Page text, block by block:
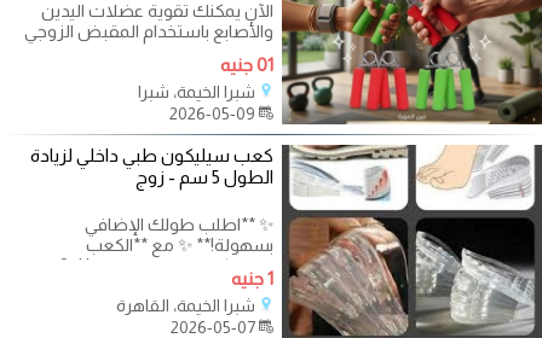
الآن يمكنك تقوية عضلات اليدين
والأصابع باستخدام المقبض الزوجي
المصنوع من البلاستيك والمعدن
لضمان
01 جنيه
شبرا الخيمة، شبرا
كعب سيليكون طبي داخلي لزيادة
الطول 5 سم - زوج
✨ **اطلب طولك الإضافي
بسهولة!** ✨ مع **الكعب
السيليكوني الطبي الداخلي**: ? زيادة
طولك حتى **5 سم**
1 جنيه
شبرا الخيمة، القاهرة
2026-05-07